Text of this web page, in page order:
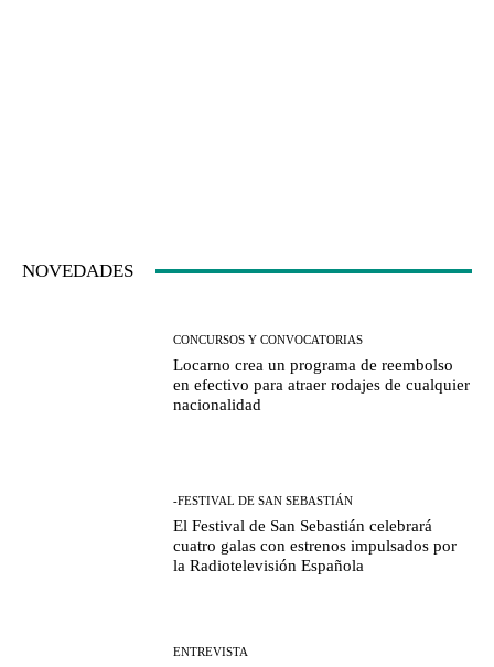
NOVEDADES
CONCURSOS Y CONVOCATORIAS
Locarno crea un programa de reembolso
en efectivo para atraer rodajes de cualquier
nacionalidad
-FESTIVAL DE SAN SEBASTIÁN
El Festival de San Sebastián celebrará
cuatro galas con estrenos impulsados por
la Radiotelevisión Española
ENTREVISTA